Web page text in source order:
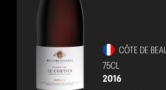
CÔTE DE
75CL
2016